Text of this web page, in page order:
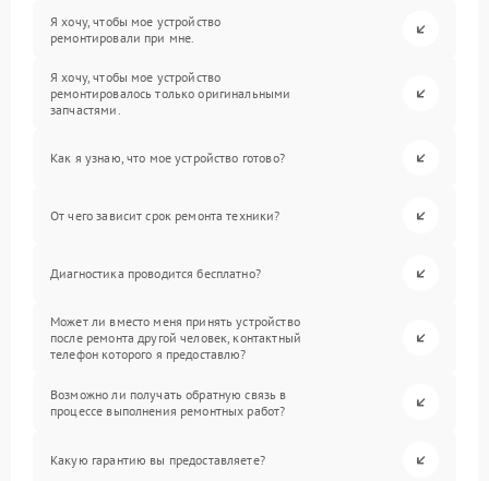
Я хочу, чтобы мое устройство
ремонтировали при мне.
Я хочу, чтобы мое устройство
ремонтировалось только оригинальными
запчастями.
Как я узнаю, что мое устройство готово?
От чего зависит срок ремонта техники?
Диагностика проводится бесплатно?
Может ли вместо меня принять устройство
после ремонта другой человек, контактный
телефон которого я предоставлю?
Возможно ли получать обратную связь в
процессе выполнения ремонтных работ?
Какую гарантию вы предоставляете?